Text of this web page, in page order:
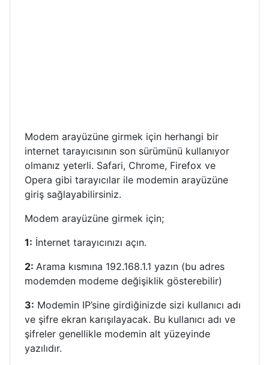
Modem arayüzüne girmek için herhangi bir
internet tarayıcısının son sürümünü kullanıyor
olmanız yeterli. Safari, Chrome, Firefox ve
Opera gibi tarayıcılar ile modemin arayüzüne
giriş sağlayabilirsiniz.
Modem arayüzüne girmek için;
1: İnternet tarayıcınızı açın.
2: Arama kısmına 192.168.1.1 yazın (bu adres
modemden modeme değişiklik gösterebilir)
3: Modemin IP’sine girdiğinizde sizi kullanıcı adı
ve şifre ekran karışılayacak. Bu kullanıcı adı ve
şifreler genellikle modemin alt yüzeyinde
yazılıdır.